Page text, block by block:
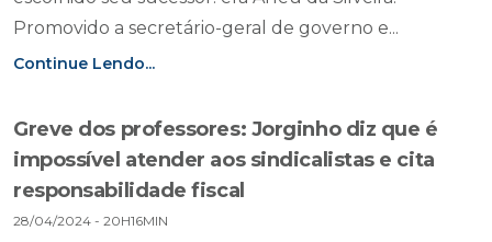
Promovido a secretário-geral de governo e...
Continue Lendo...
Greve dos professores: Jorginho diz que é
impossível atender aos sindicalistas e cita
responsabilidade fiscal
28/04/2024 - 20H16MIN